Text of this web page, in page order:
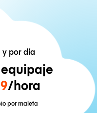
y por día
/hora
por maleta